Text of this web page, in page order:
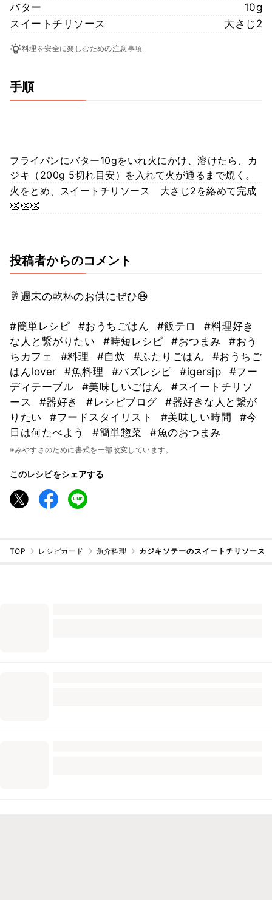
バター
10g
スイートチリソース
大さじ2
料理を安全に楽しむための注意事項
手順
フライパンにバター10gをいれ火にかけ、溶けたら、カ
ジキ（200g 5切れ目安）を入れて火が通るまで焼く。
火をとめ、スイートチリソース 大さじ2を絡めて完成
👏👏👏
投稿者からのコメント
🥂週末の乾杯のお供にぜひ😆
#簡単レシピ #おうちごはん #飯テロ
#料理好き
な人と繋がりたい
#時短レシピ #おつまみ
#おう
ちカフェ
#料理 #自炊 #ふたりごはん
#おうちご
はんlover
#魚料理 #バズレシピ #igersjp
#フー
ディテーブル
#美味しいごはん
#スイートチリソ
ース
#器好き #レシピブログ
#器好きな人と繋が
りたい
#フードスタイリスト #美味しい時間
#今
日は何たべよう
#簡単惣菜 #魚のおつまみ
※みやすさのために書式を一部改変しています。
このレシピをシェアする
TOP レシピカード 魚介料理 カジキソテーのスイートチリソース